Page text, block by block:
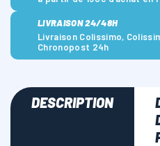
LIVRAISON 24/48H
Livraison Colissimo,
Chronopost 24h
DESCRIPTION